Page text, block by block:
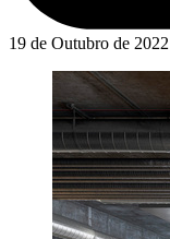
19 de Outubro de 2022